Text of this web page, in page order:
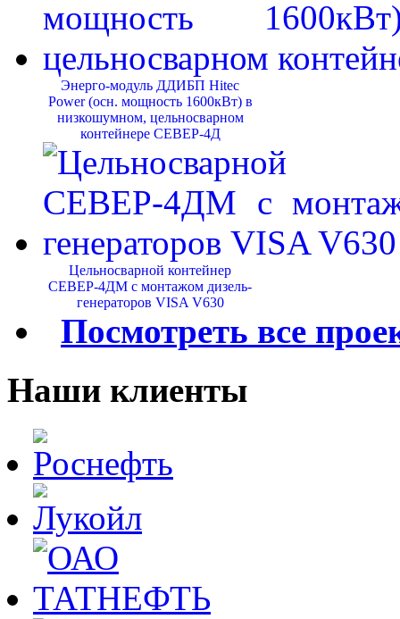
Энерго-модуль ДДИБП Hitec
Power (осн. мощность 1600кВт) в
низкошумном, цельносварном
контейнере СЕВЕР-4Д
Цельносварной контейнер
СЕВЕР-4ДМ с монтажом дизель-
генераторов VISA V630
Посмотреть все
Наши клиенты